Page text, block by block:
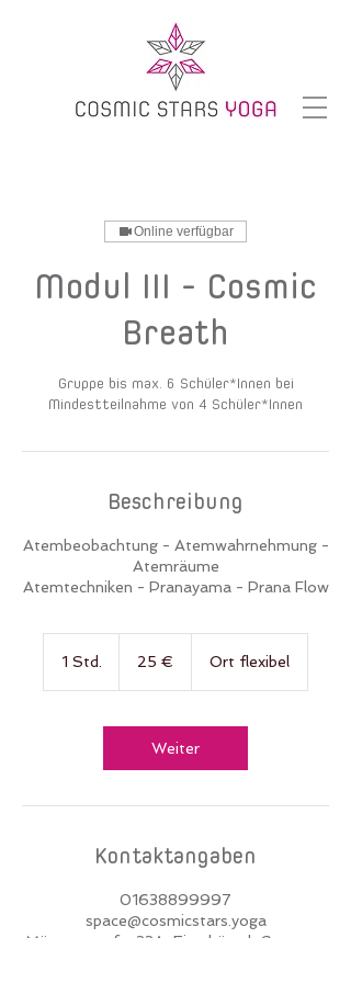
Online verfügbar
Modul III - Cosmic
Breath
Gruppe bis max. 6 Schüler*Innen bei
Mindestteilnahme von 4 Schüler*Innen
Beschreibung
Atembeobachtung - Atemwahrnehmung -
Atemräume
Atemtechniken - Pranayama - Prana Flow
1 Std.
d
25 € Ort flexibel
Weiter
Kontaktangaben
01638899997
space@cosmicstars.yoga
Münsterstraße 33A, Eimsbüttel, Germany